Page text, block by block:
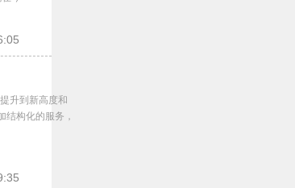
升到新高度和
结构化的服务，